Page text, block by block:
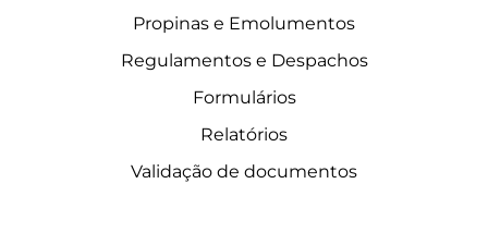
Propinas e Emolumentos
Regulamentos e Despachos
Formulários
Relatórios
Validação de documentos